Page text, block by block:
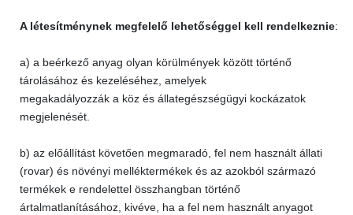
A létesítménynek megfelelő lehetőséggel kell rendelkeznie:
a) a beérkező anyag olyan körülmények között történő
tárolásához és kezeléséhez, amelyek
megakadályozzák a köz és állategészségügyi kockázatok
megjelenését.
b) az előállítást követően megmaradó, fel nem használt állati
(rovar) és növényi melléktermékek és az azokból származó
termékek e rendelettel összhangban történő
ártalmatlanításához, kivéve, ha a fel nem használt anyagot